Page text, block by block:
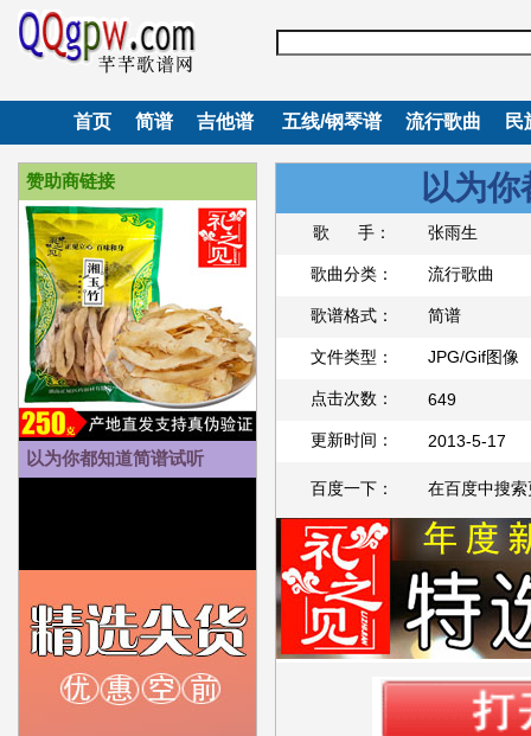
首页 简谱 吉他谱 五线/钢琴谱 流行歌曲 民
赞助商链接
以为你都知道简谱试听
以为
歌 手： 张雨生
歌曲分类： 流行歌曲
歌谱格式： 简谱
文件类型： JPG/Gif图像
点击次数： 649
更新时间： 2013-5-17
百度一下： 在百度中搜